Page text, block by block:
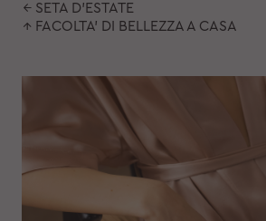
← SETA D'ESTATE
↑ FACOLTA' DI BELLEZZA A CASA